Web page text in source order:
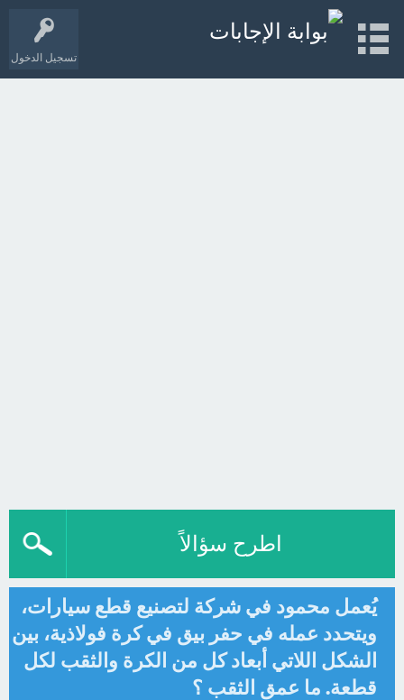
تسجيل الدخول
اطرح سؤالاً
يُعمل محمود في شركة لتصنيع قطع سيارات،
ويتحدد عمله في حفر بيق في كرة فولاذية، بين
الشكل اللاتي أبعاد كل من الكرة والثقب لكل
قطعة. ما عمق الثقب ؟